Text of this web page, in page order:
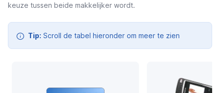
keuze tussen beide makkelijker wordt.
Tip: Scroll de tabel hieronder om meer te zien